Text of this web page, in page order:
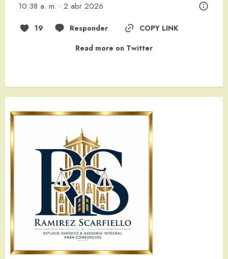
10:38 a. m. · 2 abr 2026
19 Responder
COPY LINK
Read more on Twitter